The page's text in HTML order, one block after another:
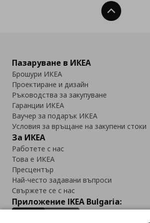
Нагоре
Пазаруване в ИКЕА
Брошури ИКЕА
Проектиране и дизайн
Ръководства за закупуване
Гаранции ИКЕА
Ваучер за подарък ИКЕА
Условия за връщане на закупени стоки
За ИКЕА
Работете с нас
Това е ИКЕА
Пресцентър
Най-често задавани въпроси
Свържете се с нас
Приложение IKEA Bulgaria: